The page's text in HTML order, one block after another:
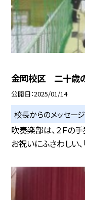
金岡校区 二十歳
公開日 2025/01/14
校長からのメッセージ
吹奏楽部は、２Ｆの
お祝いにふさわしい、